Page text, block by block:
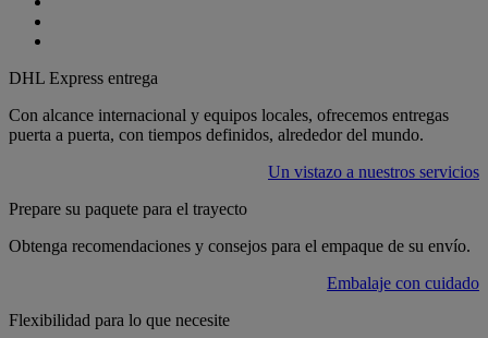
DHL Express entrega
Con alcance internacional y equipos locales, ofrecemos entregas
puerta a puerta, con tiempos definidos, alrededor del mundo.
Un vistazo a nuestros servicios
Prepare su paquete para el trayecto
Obtenga recomendaciones y consejos para el empaque de su envío.
Embalaje con cuidado
Flexibilidad para lo que necesite